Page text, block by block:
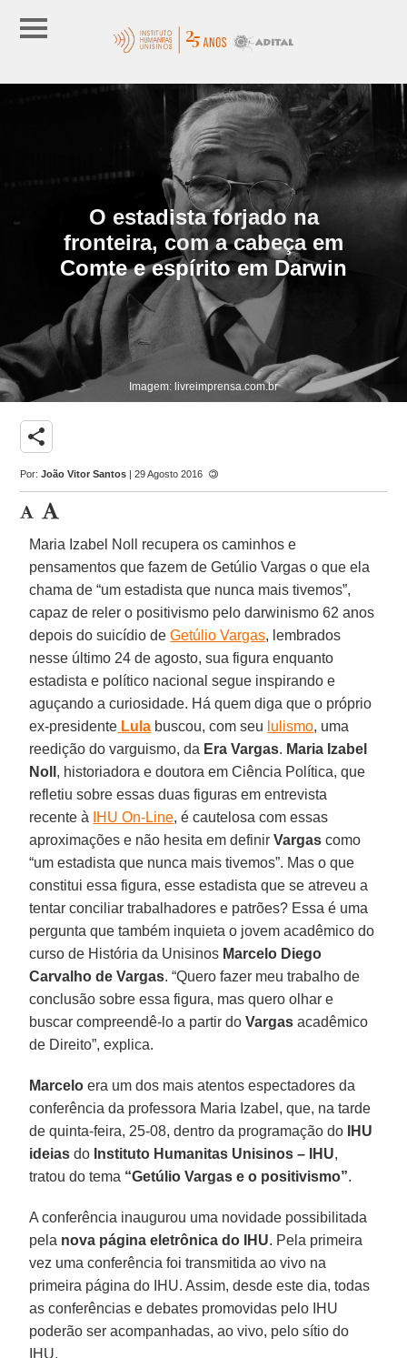
O estadista forjado na
fronteira, com a cabeça em
Comte e espírito em Darwin
Imagem: livreimprensa.com.br
share
Por:João Vitor Santos | 29 Agosto 2016
Maria Izabel Noll recupera os caminhos e
pensamentos que fazem de Getúlio Vargas o que ela
chama de “um estadista que nunca mais tivemos”,
capaz de reler o positivismo pelo darwinismo 62 anos
depois do suicídio deGetúlio Vargas, lembrados
nesse último 24 de agosto, sua figura enquanto
estadista e político nacional segue inspirando e
aguçando a curiosidade. Há quem diga que o próprio
ex-presidente Lula buscou, com seu lulismo, uma
reedição do varguismo, da Era Vargas. Maria Izabel
Noll , historiadora e doutora em Ciência Política, que
refletiu sobre essas duas figuras em entrevista
recente à
IHU On-Line, é cautelosa com essas
aproximações e não hesita em definirVargas como
“um estadista que nunca mais tivemos”. Mas o que
constitui essa figura, esse estadista que se atreveu a
tentar conciliar trabalhadores e patrões? Essa é uma
pergunta que também inquieta o jovem acadêmico do
curso de História da Unisinos Marcelo Diego
Carvalho de Vargas. “Quero fazer meu trabalho de
conclusão sobre essa figura, mas quero olhar e
buscar compreendê-lo a partir doVargas acadêmico
de Direito”, explica.
Marcelo era um dos mais atentos espectadores da
conferência da professora Maria Izabel, que, na tarde
de quinta-feira, 25-08, dentro da programação do
IHU
ideias do Instituto Humanitas Unisinos – IHU,
tratou do tema “Getúlio Vargas e o positivismo”.
A conferência inaugurou uma novidade possibilitada
pela nova página eletrônica do IHU. Pela primeira
vez uma conferência foi transmitida ao vivo na
primeira página do IHU. Assim, desde este dia, todas
as conferências e debates promovidas pelo IHU
poderão ser acompanhadas, ao vivo, pelo sítio do
IHU.